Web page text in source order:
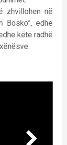
zhvillohen në
Bosko”, edhe
këtë radhë